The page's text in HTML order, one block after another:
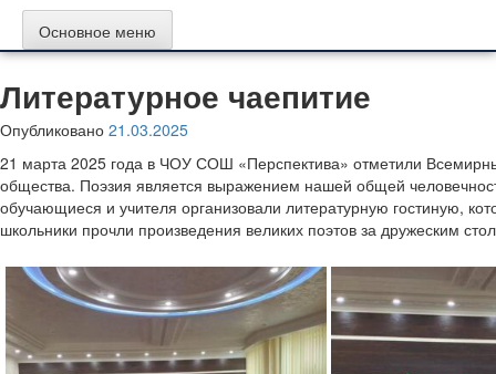
Основное меню
Литературное чаепитие
Опубликовано 21.03.2025
21 марта 2025 года в ЧОУ СОШ «Перспектива» отметили
общества. Поэзия является выражением нашей общей
обучающиеся и учителя организовали литературную гостиную,
школьники прочли произведения великих поэтов за дружеским